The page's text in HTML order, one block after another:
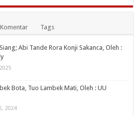
Komentar Tags
Abi Tande Rora Konji Sakanca, Oleh :
Bota, Tuo Lambek Mati, Oleh : UU
2024